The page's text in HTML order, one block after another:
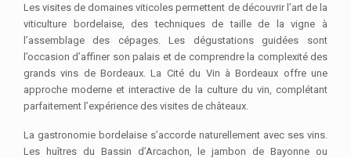
Les visites de domaines viticoles permettent de découvrir l’art de la
viticulture bordelaise, des techniques de taille de la vigne à
l’assemblage des cépages. Les dégustations guidées sont
l’occasion d’affiner son palais et de comprendre la complexité des
grands vins de Bordeaux. La Cité du Vin à Bordeaux offre une
approche moderne et interactive de la culture du vin, complétant
parfaitement l’expérience des visites de châteaux.
La gastronomie bordelaise s’accorde naturellement avec ses vins.
Les huîtres du Bassin d’Arcachon, le jambon de Bayonne ou